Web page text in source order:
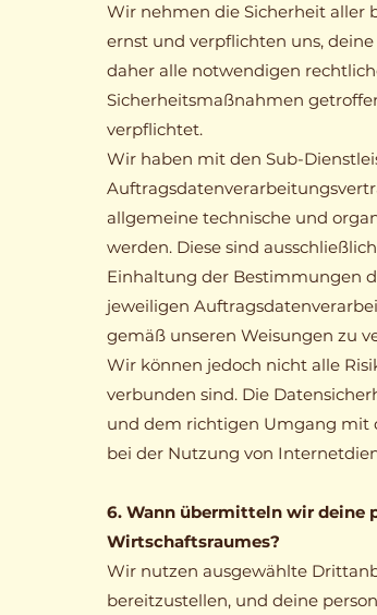
Wir nehmen die Sicherheit aller
ernst und verpflichten uns,
daher alle notwendigen
Sicherheitsmaßnahmen
verpflichtet.
Wir haben mit den Sub-
allgemeine technische und
werden. Diese sind
Einhaltung der Bestimmungen
jeweiligen
gemäß unseren Weisungen zu
Wir können jedoch nicht alle
verbunden sind. Die
und dem richtigen Umgang mit
bei der Nutzung von
6. Wann übermitteln wir deine
Wirtschaftsraumes?
Wir nutzen ausgewählte
bereitzustellen, und deine